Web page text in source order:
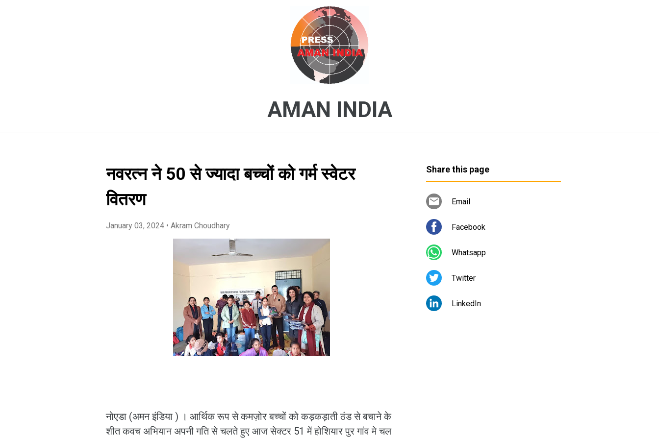
AMAN INDIA
नवरत्न ने 50 से ज्यादा बच्चों को गर्म स्वेटर
वितरण
January 03, 2024 • Akram Choudhary
नोएडा (अमन इंडिया ) । आर्थिक रूप से कमज़ोर बच्चों को कड़कड़ाती ठंड से बचाने के
शीत कवच अभियान अपनी गति से चलते हुए आज सेक्टर 51 में होशियार पुर गांव मे चल
Share this page
Email
Facebook
Whatsapp
Twitter
LinkedIn